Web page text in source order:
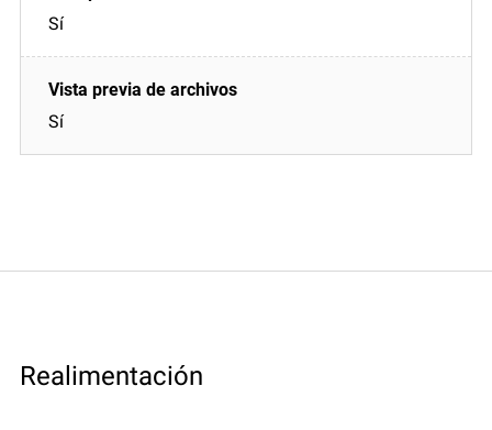
Sí
Sí
Realimentación